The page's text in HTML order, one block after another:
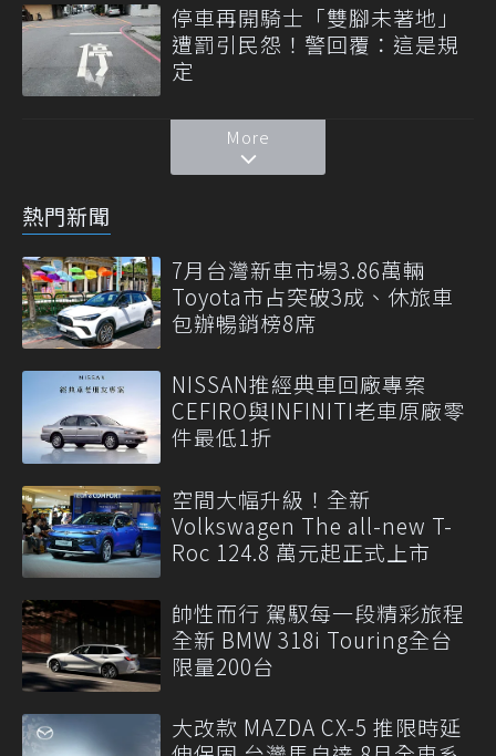
停車再開騎士「雙腳未著地」
遭罰引民怨！警回覆：這是規
定
More
熱門新聞
7月台灣新車市場3.86萬輛
Toyota市占突破3成、休旅車
包辦暢銷榜8席
NISSAN推經典車回廠專案
CEFIRO與INFINITI老車原廠零
件最低1折
空間大幅升級！全新
Volkswagen The all-new T-
Roc 124.8 萬元起正式上市
帥性而行 駕馭每一段精彩旅程
全新 BMW 318i Touring全台
限量200台
大改款 MAZDA CX-5 推限時延